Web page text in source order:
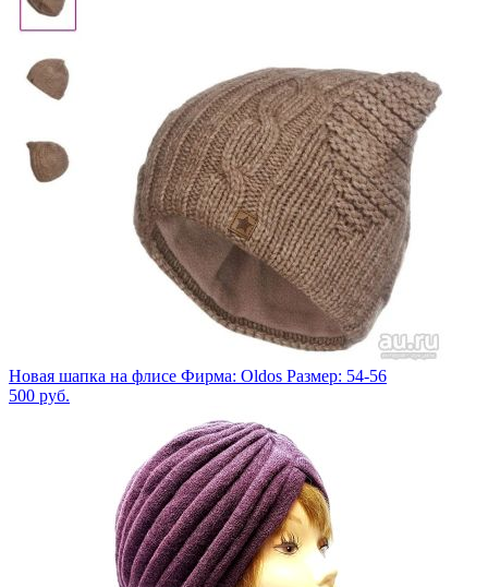
Новая шапка на флисе Фирма: Oldos Размер: 54-56
500 руб.